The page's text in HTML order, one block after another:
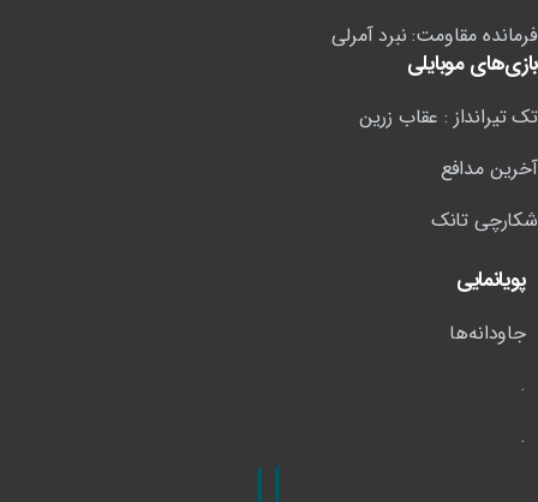
فرمانده مقاومت: نبرد آمرلی
بازی‌های موبایلی
تک تیرانداز : عقاب زرین
آخرین مدافع
شکارچی تانک
پویانمایی
جاودانه‌ها
.
.